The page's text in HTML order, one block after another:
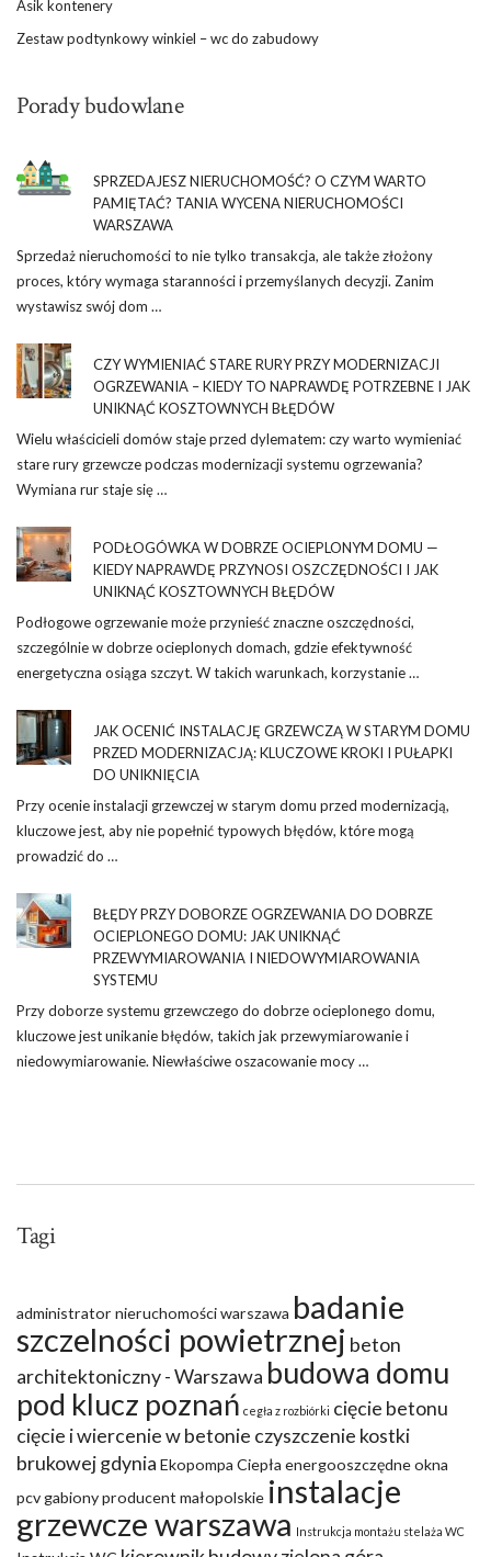
Asik kontenery
Zestaw podtynkowy winkiel – wc do zabudowy
Porady budowlane
SPRZEDAJESZ NIERUCHOMOŚĆ? O CZYM WARTO
PAMIĘTAĆ? TANIA WYCENA NIERUCHOMOŚCI
WARSZAWA
Sprzedaż nieruchomości to nie tylko transakcja, ale także złożony
proces, który wymaga staranności i przemyślanych decyzji. Zanim
wystawisz swój dom …
CZY WYMIENIAĆ STARE RURY PRZY MODERNIZACJI
OGRZEWANIA – KIEDY TO NAPRAWDĘ POTRZEBNE I JAK
UNIKNĄĆ KOSZTOWNYCH BŁĘDÓW
Wielu właścicieli domów staje przed dylematem: czy warto wymieniać
stare rury grzewcze podczas modernizacji systemu ogrzewania?
Wymiana rur staje się …
PODŁOGÓWKA W DOBRZE OCIEPLONYM DOMU —
KIEDY NAPRAWDĘ PRZYNOSI OSZCZĘDNOŚCI I JAK
UNIKNĄĆ KOSZTOWNYCH BŁĘDÓW
Podłogowe ogrzewanie może przynieść znaczne oszczędności,
szczególnie w dobrze ocieplonych domach, gdzie efektywność
energetyczna osiąga szczyt. W takich warunkach, korzystanie …
JAK OCENIĆ INSTALACJĘ GRZEWCZĄ W STARYM DOMU
PRZED MODERNIZACJĄ: KLUCZOWE KROKI I PUŁAPKI
DO UNIKNIĘCIA
Przy ocenie instalacji grzewczej w starym domu przed modernizacją,
kluczowe jest, aby nie popełnić typowych błędów, które mogą
prowadzić do …
BŁĘDY PRZY DOBORZE OGRZEWANIA DO DOBRZE
OCIEPLONEGO DOMU: JAK UNIKNĄĆ
PRZEWYMIAROWANIA I NIEDOWYMIAROWANIA
SYSTEMU
Przy doborze systemu grzewczego do dobrze ocieplonego domu,
kluczowe jest unikanie błędów, takich jak przewymiarowanie i
niedowymiarowanie. Niewłaściwe oszacowanie mocy …
Tagi
administrator nieruchomości warszawa badanie
szczelności powietrznej beton
architektoniczny - Warszawa budowa domu
pod klucz poznań cegła z rozbiórki cięcie betonu
cięcie i wiercenie w betonie czyszczenie kostki
brukowej gdynia Ekopompa Ciepła energooszczędne okna
pcvgabiony producent małopolskie instalacje
grzewcze warszawa Instrukcja montażu stelaża WC